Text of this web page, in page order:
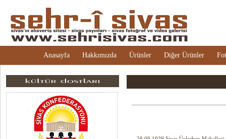
Anasayfa Hakkımızda Ürünler Diğer Ürünler